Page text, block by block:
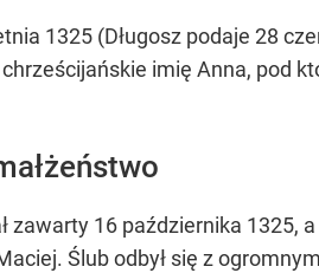
1325 (Długosz podaje 28
imię Anna, pod
16 października 1325,
Ślub odbył się z